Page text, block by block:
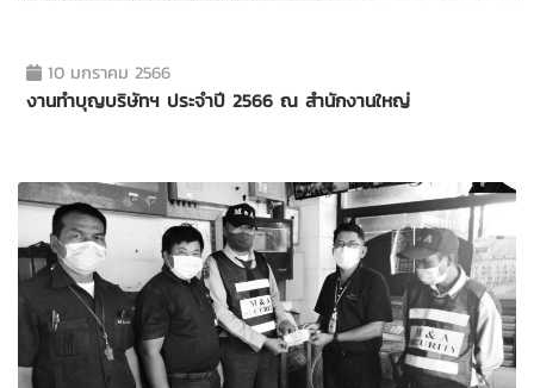
10 มกราคม 2566
งานทำบุญบริษัทฯ ประจำปี 2566 ณ สำนักงานใหญ่